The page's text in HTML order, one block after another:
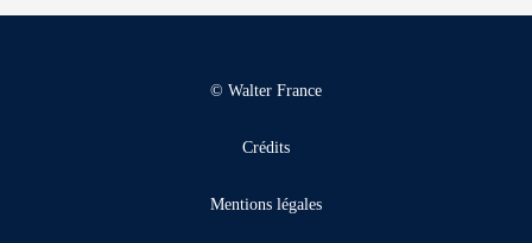
© Walter France
Crédits
Mentions légales